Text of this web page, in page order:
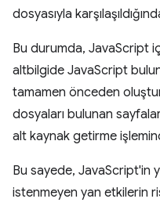
dosyasıyla
Bu durumda, JavaScript
altbilgide JavaScript
tamamen önceden
dosyaları bulunan
alt kaynak getirme
Bu sayede, JavaScript'in
istenmeyen yan etkilerin